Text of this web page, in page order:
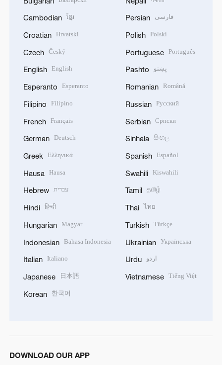
Cambodian ខ្មែរ
Croatian Hrvatski
Czech Český
English English
Esperanto Esperanto
Filipino Filipino
French Français
German Deutsch
Greek Ελληνικά
Hausa Hausa
Hebrew עברית
Hindi हिन्दी
Hungarian Magyar
Indonesian Bahasa Indonesia
Italian Italiano
Japanese 日本語
Korean 한국어
Persian فارسی
Polish Polski
Portuguese Português
Pashto پښتو
Romanian Română
Russian Русский
Serbian Српски
Sinhala සිංහල
Spanish Español
Swahili Kiswahili
Tamil தமிழ்
Thai ไทย
Turkish Türkçe
Ukrainian Українська
Urdu اردو
Vietnamese Tiếng Việt
DOWNLOAD OUR APP